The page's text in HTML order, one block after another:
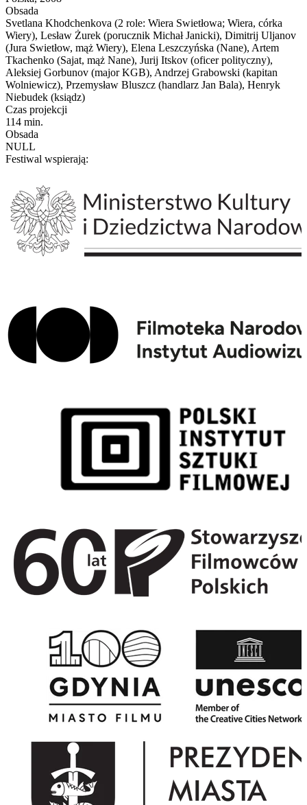
Obsada
Svetlana Khodchenkova (2 role: Wiera Swietłowa; Wiera, córka
Wiery), Lesław Żurek (porucznik Michał Janicki), Dimitrij Uljanov
(Jura Swietłow, mąż Wiery), Elena Leszczyńska (Nane), Artem
Tkachenko (Sajat, mąż Nane), Jurij Itskov (oficer polityczny),
Aleksiej Gorbunov (major KGB), Andrzej Grabowski (kapitan
Wolniewicz), Przemysław Bluszcz (handlarz Jan Bala), Henryk
Niebudek (ksiądz)
Czas projekcji
114 min.
Obsada
NULL
Festiwal wspierają: